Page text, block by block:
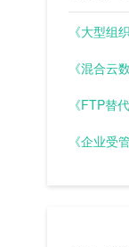
《大型组
《混合云
《FTP替
《企业受